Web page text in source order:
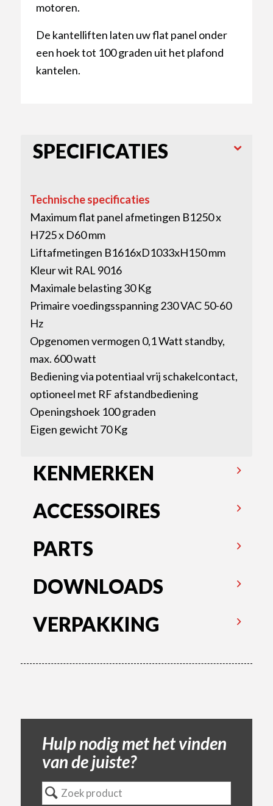
motoren.
De kantelliften laten uw flat panel onder
een hoek tot 100 graden uit het plafond
kantelen.
SPECIFICATIES
Technische specificaties
Maximum flat panel afmetingen B1250 x
H725 x D60 mm
Liftafmetingen B1616xD1033xH150 mm
Kleur wit RAL 9016
Maximale belasting 30 Kg
Primaire voedingsspanning 230 VAC 50-60
Hz
Opgenomen vermogen 0,1 Watt standby,
max. 600 watt
Bediening via potentiaal vrij schakelcontact,
optioneel met RF afstandbediening
Openingshoek 100 graden
Eigen gewicht 70 Kg
KENMERKEN
ACCESSOIRES
PARTS
DOWNLOADS
VERPAKKING
Hulp nodig met het vinden
van de juiste?